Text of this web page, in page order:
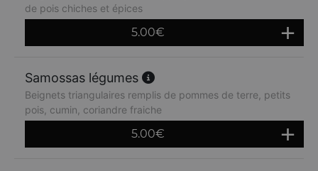
de pois chiches et épices
5.00€
Samossas légumes
Beignets triangulaires remplis de pommes de terre, petits
pois, cumin, coriandre fraiche
5.00€